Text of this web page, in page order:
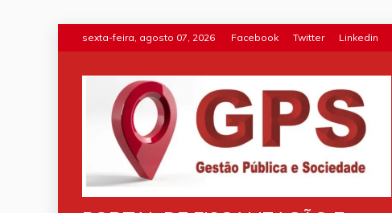
to
content
sexta-feira, agosto 07, 2026 Facebook Twitter Linkedin